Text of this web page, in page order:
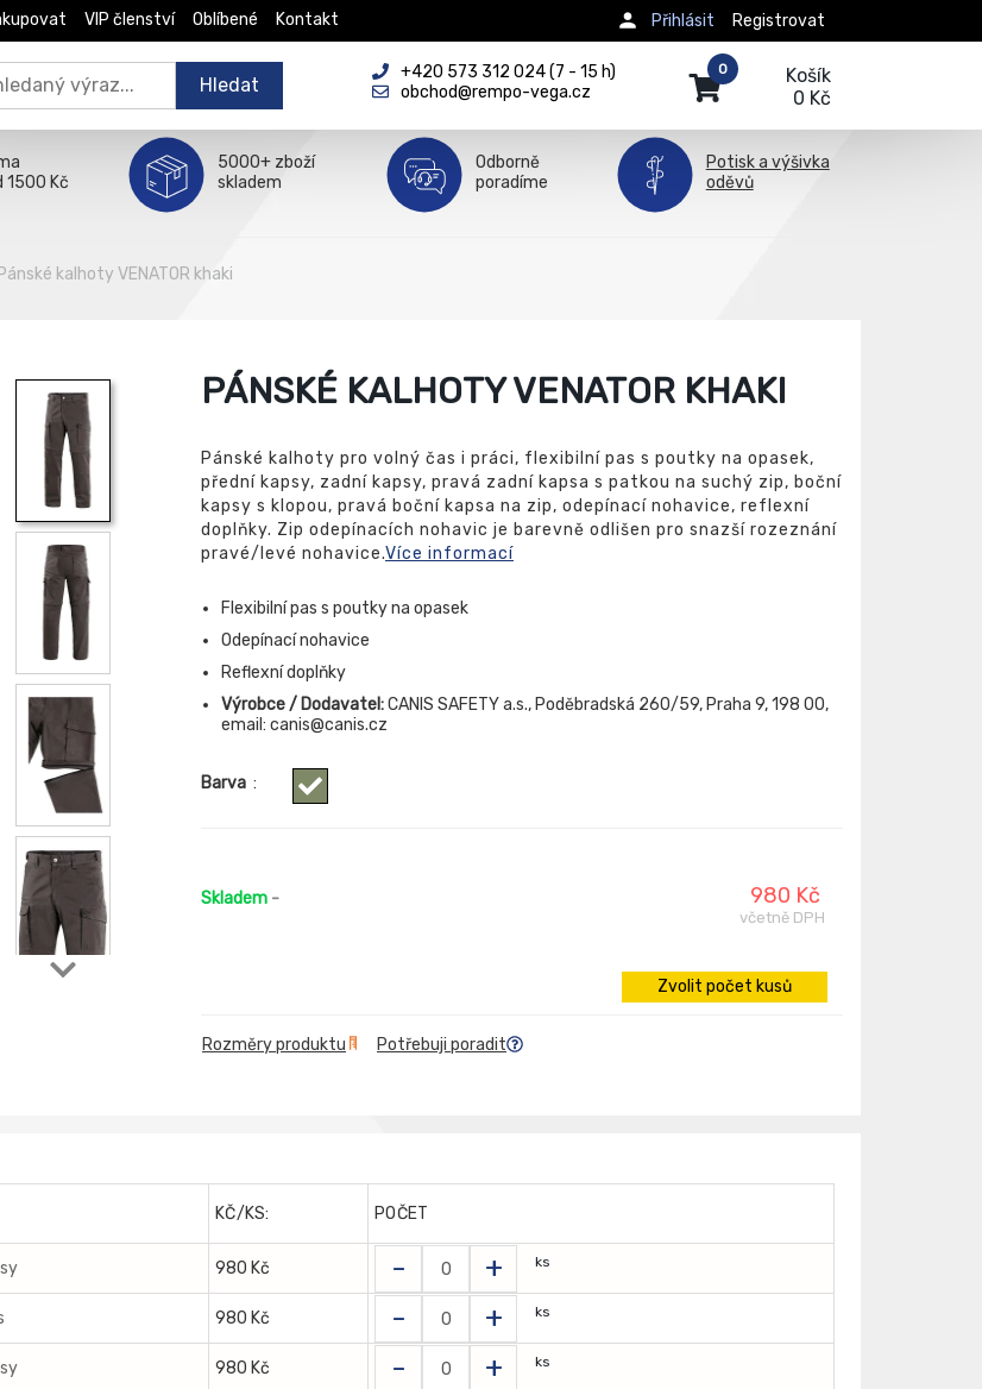
VIP členství Oblíbené Kontakt Registrovat
Přihlásit
Hledat
+420 573 312 024 (7 - 15 h)
obchod@rempo-vega.cz
Košík
0 Kč
0
1500 Kč
5000+ zboží
skladem
Odborně
poradíme
Potisk a výšivka
oděvů
Pánské kalhoty VENATOR khaki
PÁNSKÉ KALHOTY VENATOR KHAKI
Pánské kalhoty pro volný čas i práci, flexibilní pas s poutky na opasek,
přední kapsy, zadní kapsy, pravá zadní kapsa s patkou na suchý zip, boční
kapsy s klopou, pravá boční kapsa na zip, odepínací nohavice, reflexní
doplňky. Zip odepínacích nohavic je barevně odlišen pro snazší rozeznání
pravé/levé nohavice.Více informací
Flexibilní pas s poutky na opasek
Odepínací nohavice
Reflexní doplňky
Výrobce / Dodavatel:CANIS SAFETY a.s., Poděbradská 260/59, Praha 9, 198 00,
email: canis@canis.cz
Barva :
Skladem - 980 Kč
včetně DPH
Zvolit počet kusů
Rozměry produktu Potřebuji poradit
KČ/KS: POČET
980 Kč - + ks
980 Kč - + ks
980 Kč - + ks